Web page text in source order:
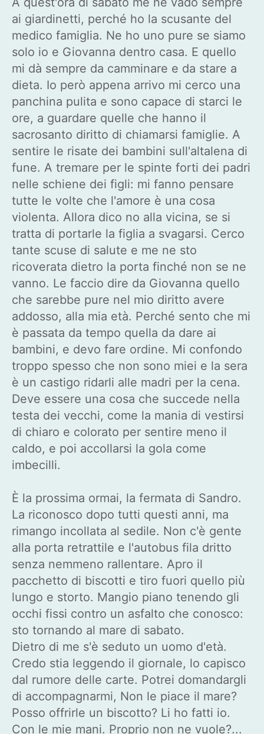
ai giardinetti, perché ho la scusante del
medico famiglia. Ne ho uno pure se siamo
solo io e Giovanna dentro casa. E quello
mi dà sempre da camminare e da stare a
dieta. Io però appena arrivo mi cerco una
panchina pulita e sono capace di starci le
ore, a guardare quelle che hanno il
sacrosanto diritto di chiamarsi famiglie. A
sentire le risate dei bambini sull'altalena di
fune. A tremare per le spinte forti dei padri
nelle schiene dei figli: mi fanno pensare
tutte le volte che l'amore è una cosa
violenta. Allora dico no alla vicina, se si
tratta di portarle la figlia a svagarsi. Cerco
tante scuse di salute e me ne sto
ricoverata dietro la porta finché non se ne
vanno. Le faccio dire da Giovanna quello
che sarebbe pure nel mio diritto avere
addosso, alla mia età. Perché sento che mi
è passata da tempo quella da dare ai
bambini, e devo fare ordine. Mi confondo
troppo spesso che non sono miei e la sera
è un castigo ridarli alle madri per la cena.
Deve essere una cosa che succede nella
testa dei vecchi, come la mania di vestirsi
di chiaro e colorato per sentire meno il
caldo, e poi accollarsi la gola come
imbecilli.
È la prossima ormai, la fermata di Sandro.
La riconosco dopo tutti questi anni, ma
rimango incollata al sedile. Non c'è gente
alla porta retrattile e l'autobus fila dritto
senza nemmeno rallentare. Apro il
pacchetto di biscotti e tiro fuori quello più
lungo e storto. Mangio piano tenendo gli
occhi fissi contro un asfalto che conosco:
sto tornando al mare di sabato.
Dietro di me s'è seduto un uomo d'età.
Credo stia leggendo il giornale, lo capisco
dal rumore delle carte. Potrei domandargli
di accompagnarmi, Non le piace il mare?
Posso offrirle un biscotto? Li ho fatti io.
Con le mie mani. Proprio non ne vuole?...